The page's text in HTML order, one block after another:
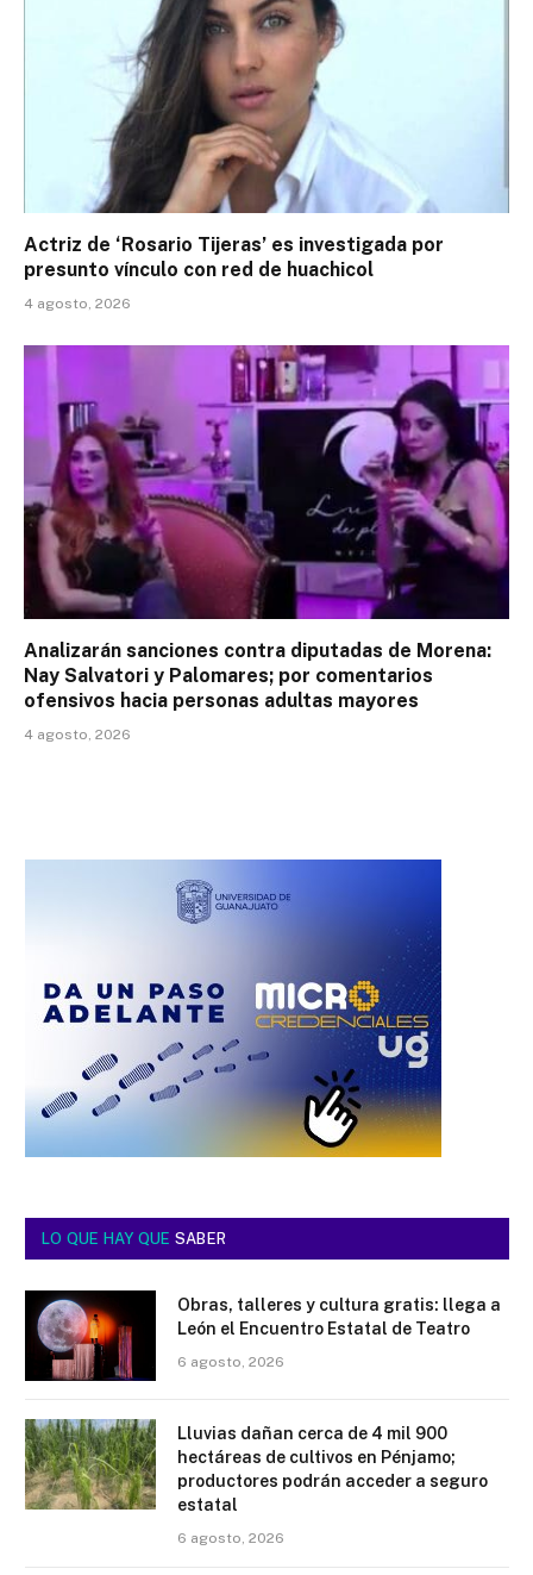
Actriz de ‘Rosario Tijeras’ es investigada por
presunto vínculo con red de huachicol
4 agosto, 2026
Analizarán sanciones contra diputadas de Morena:
Nay Salvatori y Palomares; por comentarios
ofensivos hacia personas adultas mayores
4 agosto, 2026
LO QUE HAY QUE SABER
Obras, talleres y cultura gratis: llega a
León el Encuentro Estatal de Teatro
6 agosto, 2026
Lluvias dañan cerca de 4 mil 900
hectáreas de cultivos en Pénjamo;
productores podrán acceder a seguro
estatal
6 agosto, 2026